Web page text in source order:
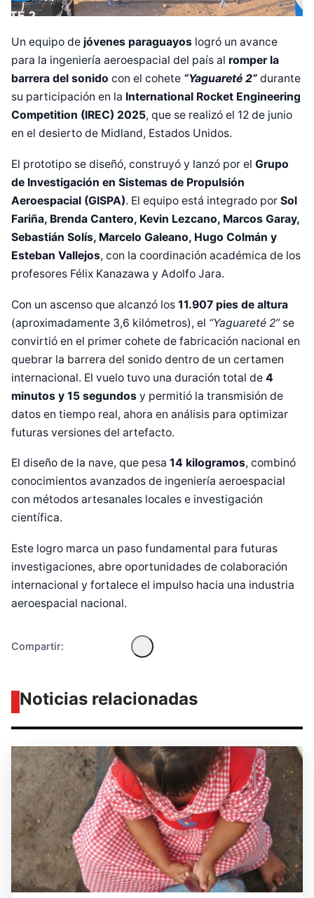
Un equipo de jóvenes paraguayos logró un avance
para la ingeniería aeroespacial del país al romper la
barrera del sonido con el cohete “Yaguareté 2” durante
su participación en la International Rocket Engineering
Competition (IREC) 2025, que se realizó el 12 de junio
en el desierto de Midland, Estados Unidos.
El prototipo se diseñó, construyó y lanzó por el Grupo
de Investigación en Sistemas de Propulsión
Aeroespacial (GISPA). El equipo está integrado por Sol
Fariña, Brenda Cantero, Kevin Lezcano, Marcos Garay,
Sebastián Solís, Marcelo Galeano, Hugo Colmán y
Esteban Vallejos, con la coordinación académica de los
profesores Félix Kanazawa y Adolfo Jara.
Con un ascenso que alcanzó los 11.907 pies de altura
(aproximadamente 3,6 kilómetros), el “Yaguareté 2”se
convirtió en el primer cohete de fabricación nacional en
quebrar la barrera del sonido dentro de un certamen
internacional. El vuelo tuvo una duración total de 4
minutos y 15 segundos y permitió la transmisión de
datos en tiempo real, ahora en análisis para optimizar
futuras versiones del artefacto.
El diseño de la nave, que pesa 14 kilogramos, combinó
conocimientos avanzados de ingeniería aeroespacial
con métodos artesanales locales e investigación
científica.
Este logro marca un paso fundamental para futuras
investigaciones, abre oportunidades de colaboración
internacional y fortalece el impulso hacia una industria
aeroespacial nacional.
Compartir:
Noticias relacionadas